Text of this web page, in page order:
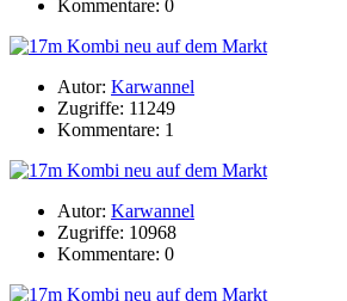
Kommentare: 0
Autor: Karwannel
Zugriffe: 11249
Kommentare: 1
Autor: Karwannel
Zugriffe: 10968
Kommentare: 0